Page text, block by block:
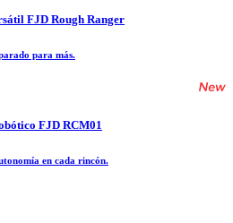
FJD Rough Ranger
para más.
FJD RCM01
en cada rincón.